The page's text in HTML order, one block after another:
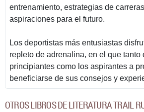
entrenamiento, estrategias de
aspiraciones para el futuro.
Los deportistas más entusiastas
repleto de adrenalina, en el que tanto
principiantes como los aspirantes a
beneficiarse de sus consejos y
OTROS LIBROS DE LITERATURA TRAIL